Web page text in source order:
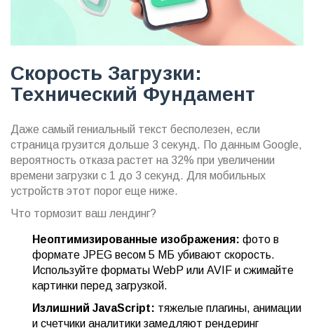
Скорость Загрузки:
Технический Фундамент
Даже самый гениальный текст бесполезен, если
страница грузится дольше 3 секунд. По данным Google,
вероятность отказа растет на 32% при увеличении
времени загрузки с 1 до 3 секунд. Для мобильных
устройств этот порог еще ниже.
Что тормозит ваш лендинг?
Неоптимизированные изображения: фото в
формате JPEG весом 5 МБ убивают скорость.
Используйте форматы WebP или AVIF и сжимайте
картинки перед загрузкой.
Излишний JavaScript: тяжелые плагины, анимации
и счетчики аналитики замедляют рендеринг